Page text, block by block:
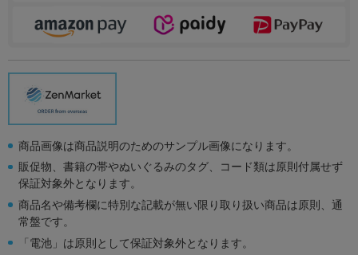
商品画像は商品説明のためのサンプル画像になります。
販促物、書籍の帯やぬいぐるみのタグ、コード類は原則付属せず
保証対象外となります。
商品名や備考欄に特別な記載が無い限り取り扱い商品は原則、通
常盤です。
「電池」は原則として保証対象外となります。